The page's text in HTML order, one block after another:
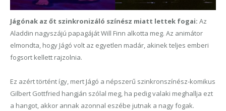
Jágónak az őt szinkronizáló színész miatt lettek fogai: Az
Aladdin nagyszájú papagáját Will Finn alkotta meg. Az animátor
elmondta, hogy Jágó volt az egyetlen madár, akinek teljes emberi
fogsort kellett rajzolnia.
Ez azért történt így, mert Jágó a népszerű szinkronszínész-komikus
Gilbert Gottfried hangján szólal meg, ha pedig valaki meghallja ezt
a hangot, akkor annak azonnal eszébe jutnak a nagy fogak.